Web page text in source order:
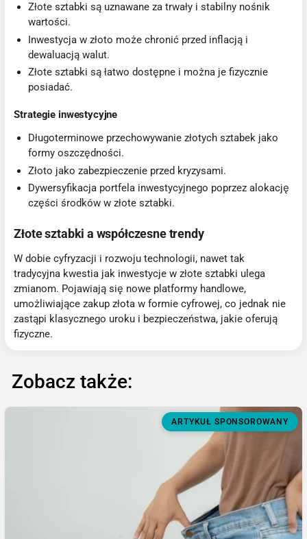
Złote sztabki są uznawane za trwały i stabilny nośnik
wartości.
Inwestycja w złoto może chronić przed inflacją i
dewaluacją walut.
Złote sztabki są łatwo dostępne i można je fizycznie
posiadać.
Strategie inwestycyjne
Długoterminowe przechowywanie złotych sztabek jako
formy oszczędności.
Złoto jako zabezpieczenie przed kryzysami.
Dywersyfikacja portfela inwestycyjnego poprzez alokację
części środków w złote sztabki.
Złote sztabki a współczesne trendy
W dobie cyfryzacji i rozwoju technologii, nawet tak
tradycyjna kwestia jak inwestycje w złote sztabki ulega
zmianom. Pojawiają się nowe platformy handlowe,
umożliwiające zakup złota w formie cyfrowej, co jednak nie
zastąpi klasycznego uroku i bezpieczeństwa, jakie oferują
fizyczne.
Zobacz także:
ARTYKUŁ SPONSOROWANY